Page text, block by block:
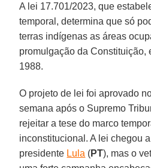
A lei 17.701/2023, que
temporal, determina que só
terras indígenas as áreas
promulgação da Constituição,
1988.
O projeto de lei foi aprovado
semana após o Supremo
rejeitar a tese do marco
inconstitucional. A lei chegou
presidente Lula (PT), mas o